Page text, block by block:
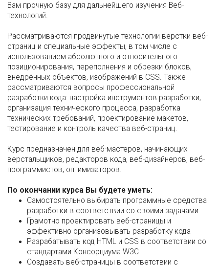
Вам прочную базу для дальнейшего изучения Веб-
технологий.
Рассматриваются продвинутые технологии вёрстки веб-
страниц и специальные эффекты, в том числе с
использованием абсолютного и относительного
позиционирования, переполнения и обрезки блоков,
внедрённых объектов, изображений в CSS. Также
рассматриваются вопросы профессиональной
разработки кода: настройка инструментов разработки,
организация технического процесса, разработка
технических требований, проектирование макетов,
тестирование и контроль качества веб-страниц.
Курс предназначен для веб-мастеров, начинающих
верстальщиков, редакторов кода, веб-дизайнеров, веб-
программистов, оптимизаторов.
По окончании курса Вы будете уметь:
Cамостоятельно выбирать программные средства
разработки в соответствии со своими задачами
Грамотно проектировать веб-страницы и
эффективно организовывать разработку кода
Разрабатывать код HTML и CSS в соответствии со
стандартами Консорциума W3C
Создавать веб-страницы в соответствии с